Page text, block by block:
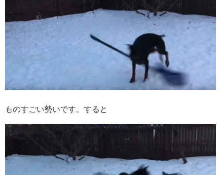
ものすごい勢いです。すると